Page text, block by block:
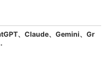
、Claude、Gemini、Gr